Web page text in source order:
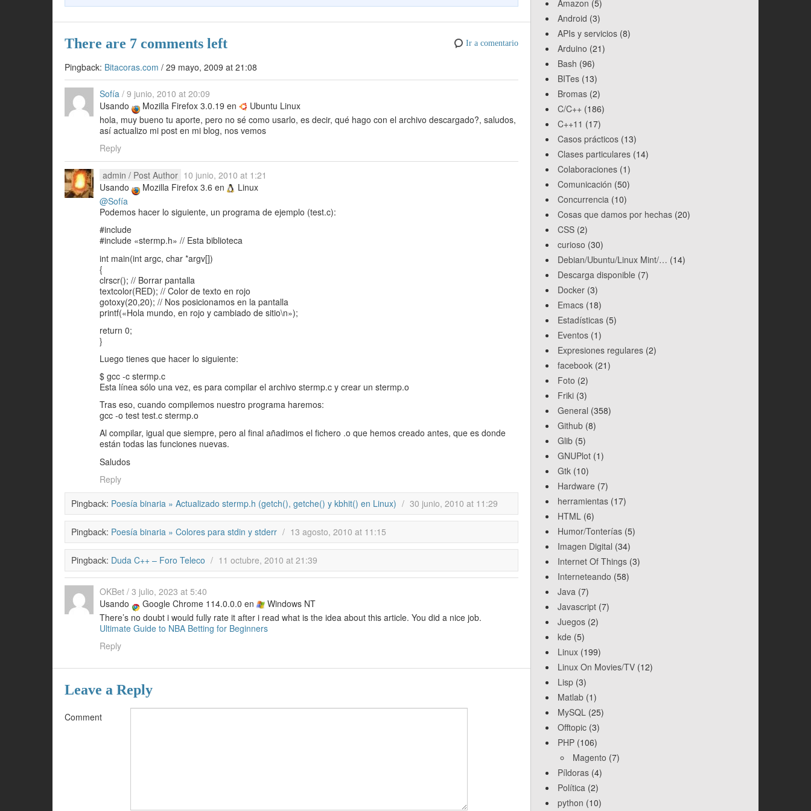
o p e
There are 7 comments left Ir a comentario
Pingback: Bitacoras.com / 29 mayo, 2009 at 21:08
Sofía / 9 junio, 2010 at 20:09
Usando
Mozilla Firefox 3.0.19 en
Ubuntu Linux
hola, muy bueno tu aporte, pero no sé como usarlo, es decir, qué hago con el archivo descargado?, saludos,
así actualizo mi post en mi blog, nos vemos
Reply
admin / Post Author 10 junio, 2010 at 1:21
Usando
Mozilla Firefox 3.6 en
Linux
@Sofía
Podemos hacer lo siguiente, un programa de ejemplo (test.c):
#include
#include «stermp.h» // Esta biblioteca
int main(int argc, char *argv[])
{
clrscr(); // Borrar pantalla
textcolor(RED); // Color de texto en rojo
gotoxy(20,20); // Nos posicionamos en la pantalla
printf(«Hola mundo, en rojo y cambiado de sitio\n»);
return 0;
}
Luego tienes que hacer lo siguiente:
$ gcc -c stermp.c
Esta línea sólo una vez, es para compilar el archivo stermp.c y crear un stermp.o
Tras eso, cuando compilemos nuestro programa haremos:
gcc -o test test.c stermp.o
Al compilar, igual que siempre, pero al final añadimos el fichero .o que hemos creado antes, que es donde
están todas las funciones nuevas.
Saludos
Reply
Pingback: Poesía binaria » Actualizado stermp.h (getch(), getche() y kbhit() en Linux) / 30 junio, 2010 at 11:29
Pingback: Poesía binaria » Colores para stdin y stderr / 13 agosto, 2010 at 11:15
Pingback: Duda C++ – Foro Teleco / 11 octubre, 2010 at 21:39
OKBet / 3 julio, 2023 at 5:40
Usando
Google Chrome 114.0.0.0 en
Windows NT
There’s no doubt i would fully rate it after i read what is the idea about this article. You did a nice job.
Ultimate Guide to NBA Betting for Beginners
Reply
Leave a Reply
Comment
Amazon (5)
Android (3)
APIs y servicios (8)
Arduino (21)
Bash (96)
BITes (13)
Bromas (2)
C/C++ (186)
C++11 (17)
Casos prácticos (13)
Clases particulares (14)
Colaboraciones (1)
Comunicación (50)
Concurrencia (10)
Cosas que damos por hechas (20)
CSS (2)
curioso (30)
Debian/Ubuntu/Linux Mint/… (14)
Descarga disponible (7)
Docker (3)
Emacs (18)
Estadísticas (5)
Eventos (1)
Expresiones regulares (2)
facebook (21)
Foto (2)
Friki (3)
General (358)
Github (8)
Glib (5)
GNUPlot (1)
Gtk (10)
Hardware (7)
herramientas (17)
HTML (6)
Humor/Tonterías (5)
Imagen Digital (34)
Internet Of Things (3)
Interneteando (58)
Java (7)
Javascript (7)
Juegos (2)
kde (5)
Linux (199)
Linux On Movies/TV (12)
Lisp (3)
Matlab (1)
MySQL (25)
Offtopic (3)
PHP (106)
Magento (7)
Píldoras (4)
Política (2)
python (10)